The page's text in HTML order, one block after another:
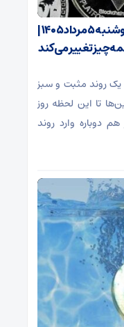
قیمت تتر، بیت‌کوین و اتریوم امروز دوشنبه ۵ مرداد ۱۴۰۵ |
تغییر می‌کند
یک روند مثبت و سبز
تا این لحظه روز
دوباره وارد روند